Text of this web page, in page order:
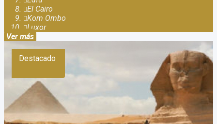
El Cairo
Kom Ombo
Luxor
Ver más
Destacado